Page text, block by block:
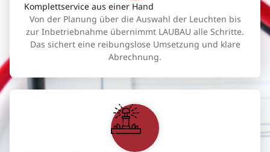
Komplettservice aus einer Hand
Von der Planung über die Auswahl der Leuchten bis
zur Inbetriebnahme übernimmt LAUBAU alle Schritte.
Das sichert eine reibungslose Umsetzung und klare
Abrechnung.